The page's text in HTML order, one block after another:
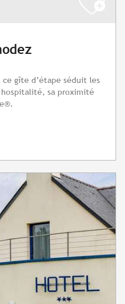
gîte d’étape séduit les
sa proximité